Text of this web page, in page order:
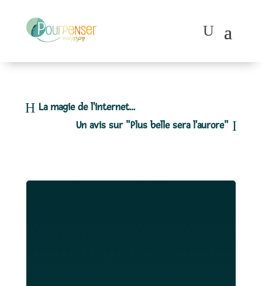
La magie de l'internet…
Un avis sur "Plus belle sera l'aurore"